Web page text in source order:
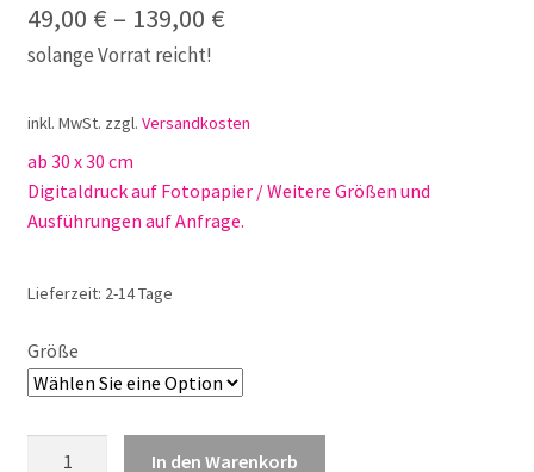
49,00 € – 139,00 €
solange Vorrat reicht!
inkl. MwSt. zzgl. Versandkosten
ab 30 x 30 cm
Digitaldruck auf Fotopapier / Weitere Größen und
Ausführungen auf Anfrage.
Lieferzeit: 2-14 Tage
Größe
In den Warenkorb